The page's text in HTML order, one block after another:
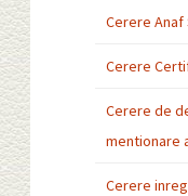
Cerere Anaf
Cerere
Cerere de
mentionare
Cerere